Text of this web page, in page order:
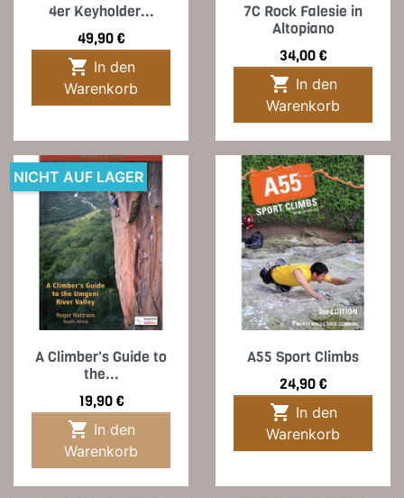
4er Keyholder...
Preis
49,90 €

Warenkorb
7C Rock Falesie in
Altopiano
Preis
34,00 €

Warenkorb
A Climber's Guide to
the...
Preis
19,90 €

Warenkorb
NICHT AUF LAGER
A55 Sport Climbs
Preis
24,90 €

Warenkorb